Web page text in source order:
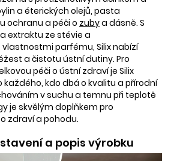
a éterických olejů, pasta
ochranu a péči o zubya dásně. S
extraktu ze stévie a
parfému, Silix nabízí
a čistotu ústní dutiny. Pro
péči o ústní zdraví je Silix
každého, kdo dbá o kvalitu a přírodní
v suchu a temnu při teplotě
je skvělým doplňkem pro
zdraví a pohodu.
a popis výrobku